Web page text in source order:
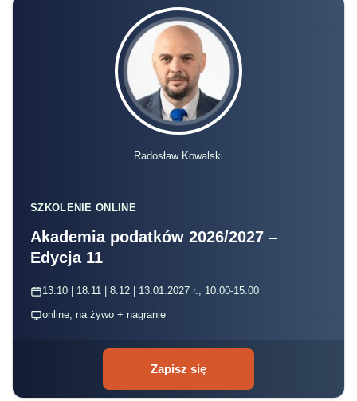
Radosław Kowalski
SZKOLENIE ONLINE
Akademia podatków 2026/2027 –
Edycja 11
13.10 | 18.11 | 8.12 | 13.01.2027 r., 10:00-15:00
online, na żywo + nagranie
Zapisz się